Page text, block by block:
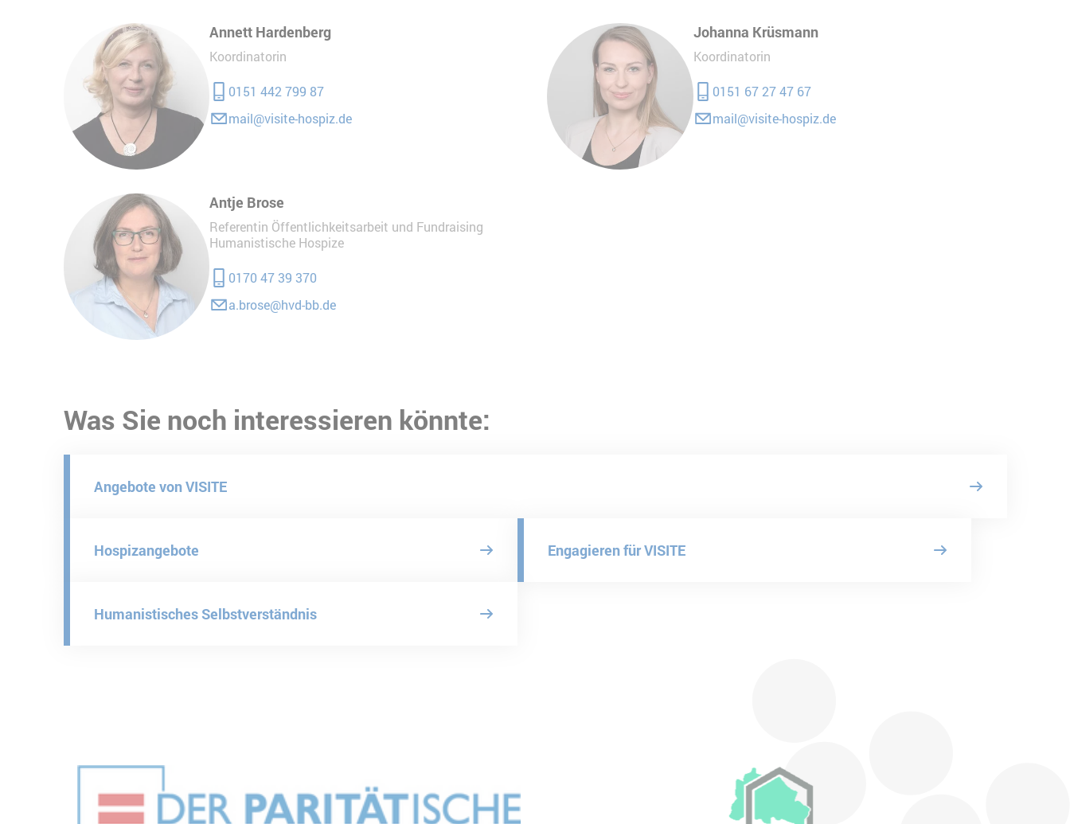
Annett Hardenberg
Koordinatorin
0151 442 799 87
mail@visite-hospiz.de
Johanna Krüsmann
Koordinatorin
0151 67 27 47 67
mail@visite-hospiz.de
Antje Brose
Referentin Öffentlichkeitsarbeit und Fundraising
Humanistische Hospize
0170 47 39 370
a.brose@hvd-bb.de
Was Sie noch interessieren könnte:
Angebote von VISITE
Hospizangebote Engagieren für VISITE
Humanistisches Selbstverständnis